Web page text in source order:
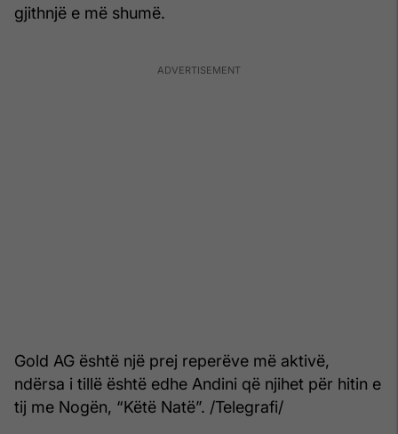
gjithnjë e më shumë.
Gold AG është një prej reperëve më aktivë,
ndërsa i tillë është edhe Andini që njihet për hitin e
tij me Nogën, “Këtë Natë”. /Telegrafi/